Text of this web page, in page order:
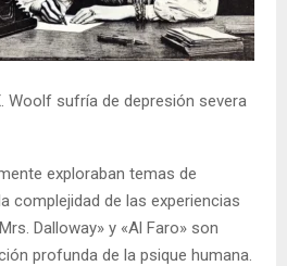
Woolf sufría de depresión severa
exploraban temas de
complejidad de las experiencias
Dalloway» y «Al Faro» son
profunda de la psique humana.